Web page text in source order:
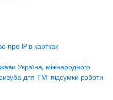
про IP в картках
Україна, міжнародного
для ТМ: підсумки роботи